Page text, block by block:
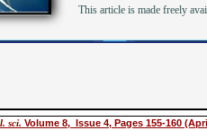
sci. Volume 8, Issue 4, Pages 155-160
This article is made freely